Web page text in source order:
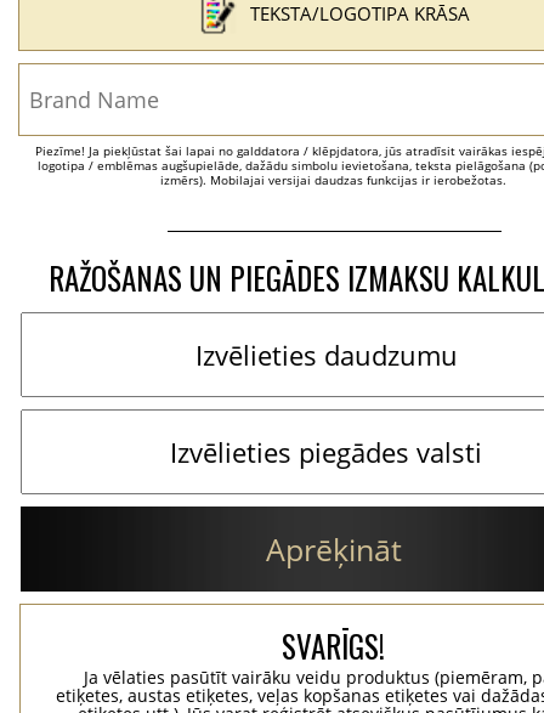
TEKSTA/LOGOTIPA KRĀSA
Piezīme! Ja piekļūstat šai lapai no galddatora / klēpjdatora, jūs atradīsit vairākas
logotipa / emblēmas augšupielāde, dažādu simbolu ievietošana, teksta pielāgošana
izmērs). Mobilajai versijai daudzas funkcijas ir ierobežotas.
RAŽOŠANAS UN PIEGĀDES IZMAKSU
Aprēķināt
SVARĪGS!
Ja vēlaties pasūtīt vairāku veidu produktus (piemēram,
etiķetes, austas etiķetes, veļas kopšanas etiķetes vai